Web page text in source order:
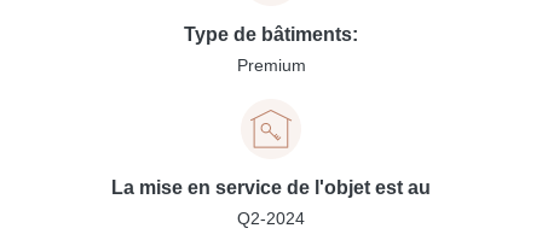
Type de bâtiments:
Premium
La mise en service de l'objet est au
Q2-2024